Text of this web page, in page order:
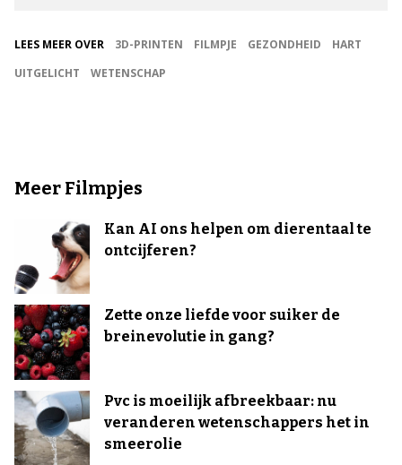
LEES MEER OVER 3D-PRINTEN FILMPJE GEZONDHEID
HART
UITGELICHT
WETENSCHAP
Meer Filmpjes
Kan AI ons helpen om dierentaal te
ontcijferen?
Zette onze liefde voor suiker de
breinevolutie in gang?
Pvc is moeilijk afbreekbaar: nu
veranderen wetenschappers het in
smeerolie